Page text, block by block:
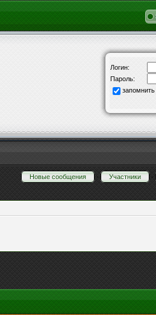
Логин:
Пароль:
запомнить
Новые сообщения · Участники ·